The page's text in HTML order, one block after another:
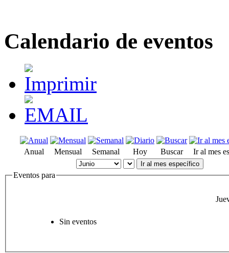
Calendario de eventos
Anual Mensual Semanal Hoy Buscar Ir al mes
Ir al mes específico
Eventos para
Sin eventos